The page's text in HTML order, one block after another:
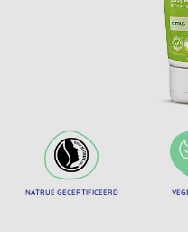
NATRUE GECERTIFICEERD